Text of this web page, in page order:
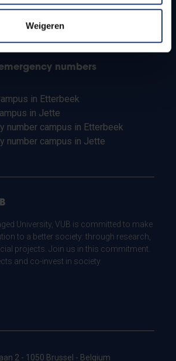
Weigeren
secondary schools
numbers
in Etterbeek
in Jette
number campus in Etterbeek
number campus in Jette
University, VUB is committed to make
to a better society: through research,
projects. Join us in this commitment.
and co-invest in society.
2 - 1050 Brussel - Belgium